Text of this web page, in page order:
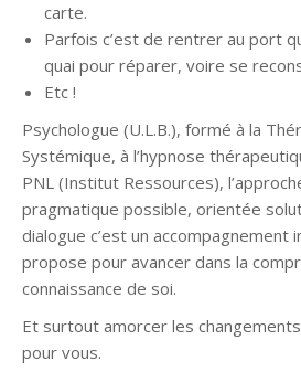
carte.
Parfois c’est de rentrer au port
quai pour réparer, voire se
Etc !
Psychologue (U.L.B.), formé à la
Systémique, à l’hypnose
PNL (Institut Ressources),
pragmatique possible, orientée
dialogue c’est un accompagnement
propose pour avancer dans la
connaissance de soi.
Et surtout amorcer les
pour vous.